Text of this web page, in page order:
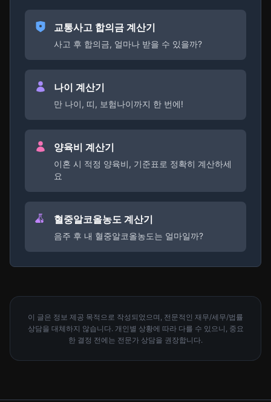
교통사고 합의금 계산기
사고 후 합의금, 얼마나 받을 수 있을까?
나이 계산기
만 나이, 띠, 보험나이까지 한 번에!
양육비 계산기
이혼 시 적정 양육비, 기준표로 정확히 계산하세
요
혈중알코올농도 계산기
음주 후 내 혈중알코올농도는 얼마일까?
이 글은 정보 제공 목적으로 작성되었으며, 전문적인 재무/세무/법률
상담을 대체하지 않습니다. 개인별 상황에 따라 다를 수 있으니, 중요
한 결정 전에는 전문가 상담을 권장합니다.